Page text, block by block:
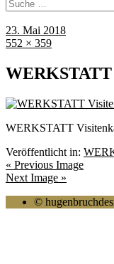
23. Mai 2018
552 × 359
WERKSTATT
Veröffentlicht in:
« Previous Image
Next Image »
©